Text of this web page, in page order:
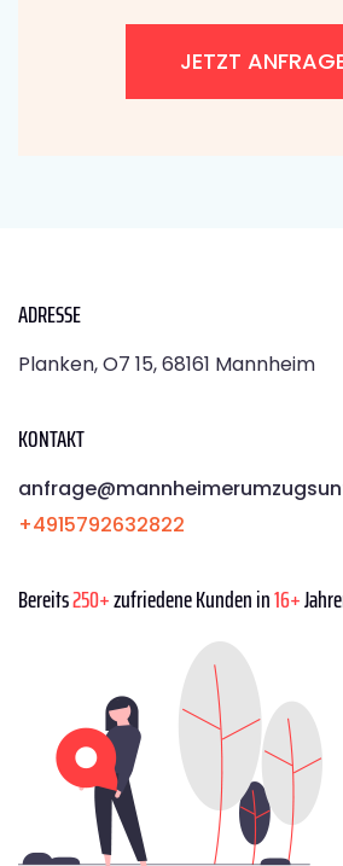
JETZT
ADRESSE
Planken, O7 15, 68161 Mannheim
KONTAKT
+4915792632822
Bereits250+zufriedene Kunden in16+